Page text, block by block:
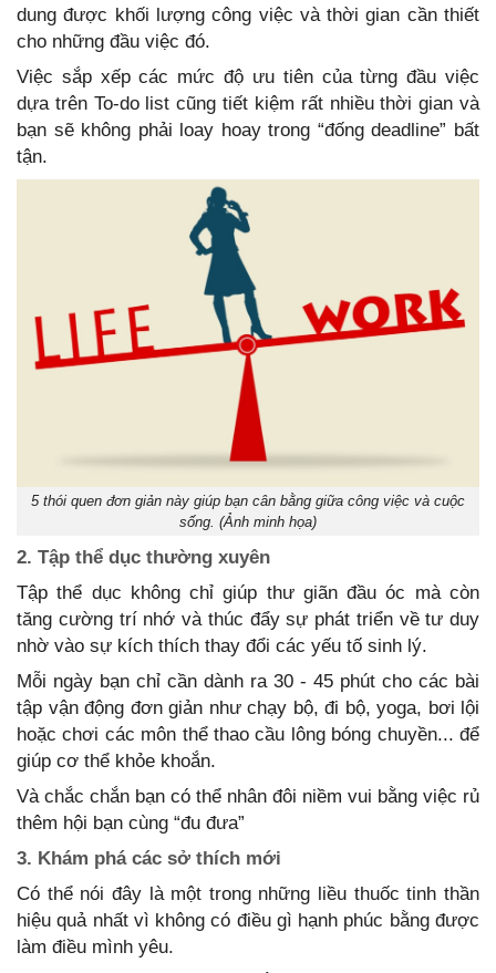
dung được khối lượng công việc và thời gian cần thiết
cho những đầu việc đó.
Việc sắp xếp các mức độ ưu tiên của từng đầu việc
dựa trên To-do list cũng tiết kiệm rất nhiều thời gian và
bạn sẽ không phải loay hoay trong “đống deadline” bất
tận.
5 thói quen đơn giản này giúp bạn cân bằng giữa công việc và cuộc
sống. (Ảnh minh họa)
2. Tập thể dục thường xuyên
Tập thể dục không chỉ giúp thư giãn đầu óc mà còn
tăng cường trí nhớ và thúc đẩy sự phát triển về tư duy
nhờ vào sự kích thích thay đổi các yếu tố sinh lý.
Mỗi ngày bạn chỉ cần dành ra 30 - 45 phút cho các bài
tập vận động đơn giản như chạy bộ, đi bộ, yoga, bơi lội
hoặc chơi các môn thể thao cầu lông bóng chuyền... để
giúp cơ thể khỏe khoắn.
Và chắc chắn bạn có thể nhân đôi niềm vui bằng việc rủ
thêm hội bạn cùng “đu đưa”
3. Khám phá các sở thích mới
Có thể nói đây là một trong những liều thuốc tinh thần
hiệu quả nhất vì không có điều gì hạnh phúc bằng được
làm điều mình yêu.